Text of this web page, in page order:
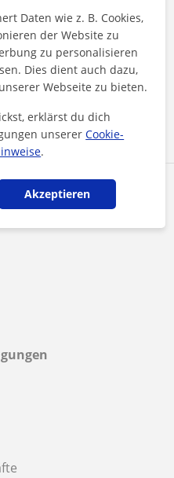
Nachhilfe
Nachhilfe
Daten wie z. B. Cookies,
der Website zu
zu personalisieren
Dies dient auch dazu,
Webseite zu bieten.
erklärst du dich
unsererCookie-
.
Akzeptieren